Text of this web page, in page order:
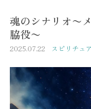
魂のシナリオ〜
脇役〜
2025.07.22 スピリチュ